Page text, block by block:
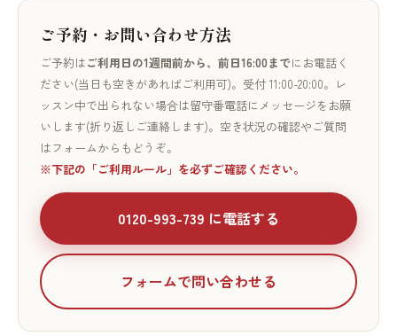
ご予約・お問い合わせ方法
ご予約はご利用日の1週間前から、前日16:00までにお電話く
ださい(当日も空きがあればご利用可)。受付 11:00-20:00。レ
ッスン中で出られない場合は留守番電話にメッセージをお願
いします(折り返しご連絡します)。空き状況の確認やご質問
はフォームからもどうぞ。
※下記の「ご利用ルール」を必ずご確認ください。
0120-993-739 に電話する
フォームで問い合わせる